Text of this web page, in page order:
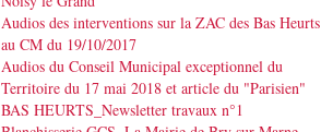
Audios des interventions sur la ZAC des Bas Heurts
au CM du 19/10/2017
Audios du Conseil Municipal exceptionnel du
Territoire du 17 mai 2018 et article du "Parisien"
BAS HEURTS_Newsletter travaux n°1